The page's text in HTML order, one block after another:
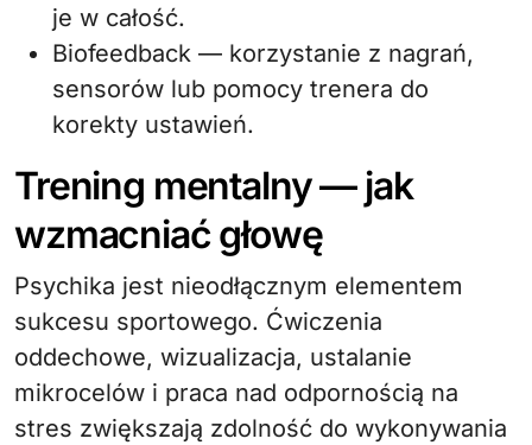
je w całość.
Biofeedback — korzystanie z nagrań,
sensorów lub pomocy trenera do
korekty ustawień.
Trening mentalny — jak
wzmacniać głowę
Psychika jest nieodłącznym elementem
sukcesu sportowego. Ćwiczenia
oddechowe, wizualizacja, ustalanie
mikrocelów i praca nad odpornością na
stres zwiększają zdolność do wykonywania